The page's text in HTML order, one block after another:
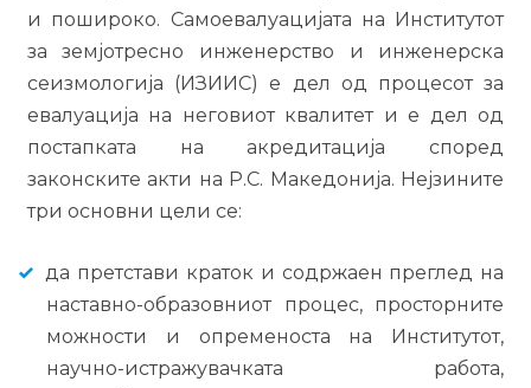
и пошироко. Самоевалуацијата на Институтот
за земјотресно инженерство и инженерска
сеизмологија (ИЗИИС) е дел од процесот за
евалуација на неговиот квалитет и е дел од
постапката на акредитација според
законските акти на Р.С. Македонија. Нејзините
три основни цели се:
да претстави краток и содржаен преглед на
наставно-образовниот процес, просторните
можности и опременоста на Институтот,
научно-истражувачката работа,